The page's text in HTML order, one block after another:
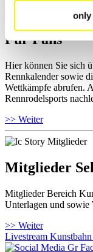
only
Für Fans
Hier können Sie sich
Rennkalender sowie
Wettkämpfe abrufen.
Rennrodelsports
>> Weiter
Mitglieder
Mitglieder Bereich
Unterlagen und sowie
>> Weiter
Livestream